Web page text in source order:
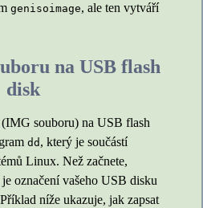
genisoimage, ale ten vytváří
na USB flash
disk
souboru) na USB flash
dd , který je součástí
Linux. Než začnete,
označení vašeho USB disku
níže ukazuje, jak zapsat